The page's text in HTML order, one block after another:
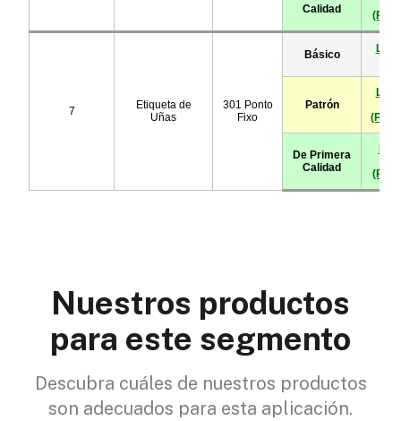
Nuestros productos
para este segmento
Descubra cuáles de nuestros productos
son adecuados para esta aplicación.